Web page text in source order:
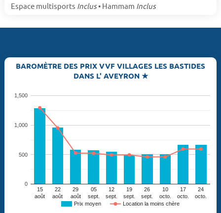
Espace multisports Inclus• Hammam Inclus
BAROMÈTRE DES PRIX VVF VILLAGES LES BASTIDES
DANS L' AVEYRON ★
Prix moyen Location la moins chère
15
août
22
août
29
août
05
sept.
12
sept.
19
sept.
26
sept.
10
octo.
17
octo.
24
octo.
0
500
1,000
1,500